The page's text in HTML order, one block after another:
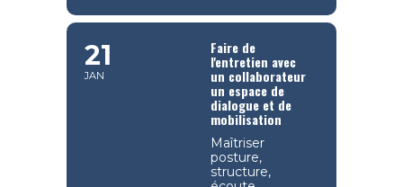
21
JAN
Faire de
l'entretien avec
un collaborateur
un espace de
dialogue et de
mobilisation
Maîtriser
posture,
structure,